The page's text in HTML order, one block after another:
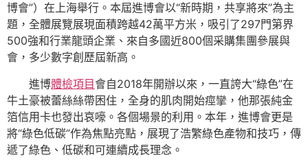
博會”）在上海舉行。本屆進博會以“新時期，共享將來”為主
題，全體展覽展現面積跨越42萬平方米，吸引了297門第界
500強和行業龍頭企業、來自多國近800個采購集團參展與
會，多少數字創歷屆新高。
進博體檢項目會自2018年開辦以來，一直誇大“綠色”在
牛土豪被蕾絲絲帶困住，全身的肌肉開始痙攣，他那張純金
箔信用卡也發出哀嚎。各個場景的利用。本年，進博會更是
將“綠色低碳”作為焦點亮點，展現了浩繁綠色產物和技巧，傳
遞了綠色、低碳和可連續成長理念。